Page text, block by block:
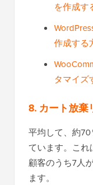
を作成す
作成する
タマイズ
8. カート放棄
平均して、約
ています。これ
顧客のうち7人
ます。